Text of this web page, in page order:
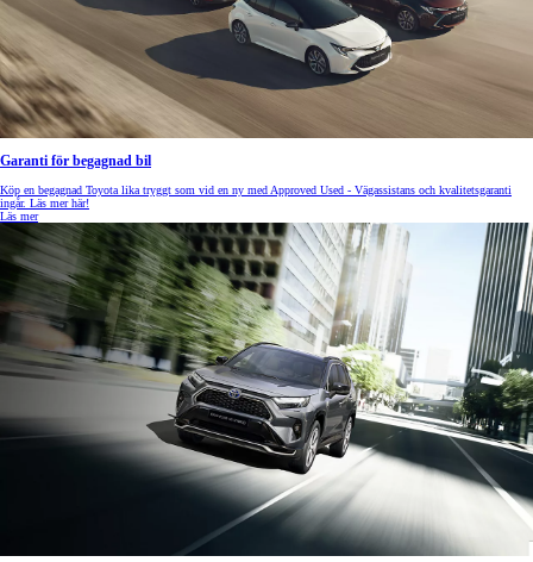
Garanti för begagnad bil
Köp en begagnad Toyota lika tryggt som vid en ny med Approved Used - Vägassistans och kvalitetsgaranti
ingår. Läs mer här!
Läs mer